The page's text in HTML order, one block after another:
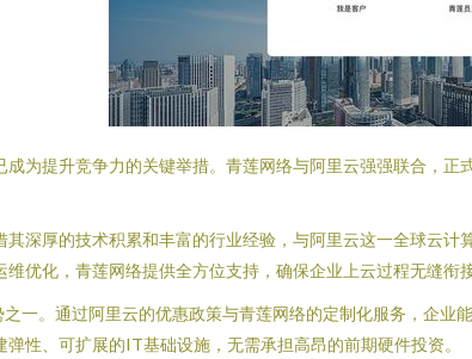
为提升竞争力的关键举措。青莲网络与阿里云强强联合，
深厚的技术积累和丰富的行业经验，与阿里云这一全球云
优化，青莲网络提供全方位支持，确保企业上云过程无缝衔
一。通过阿里云的优惠政策与青莲网络的定制化服务，企
性、可扩展的IT基础设施，无需承担高昂的前期硬件投资。